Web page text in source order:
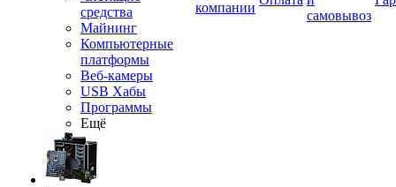
средства
Майнинг
Компьютерные
платформы
Веб-камеры
USB Хабы
Программы
Ещё
компании
самовывоз